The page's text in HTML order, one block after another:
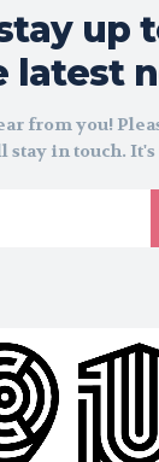
up
latest
from you!
stay in touch.